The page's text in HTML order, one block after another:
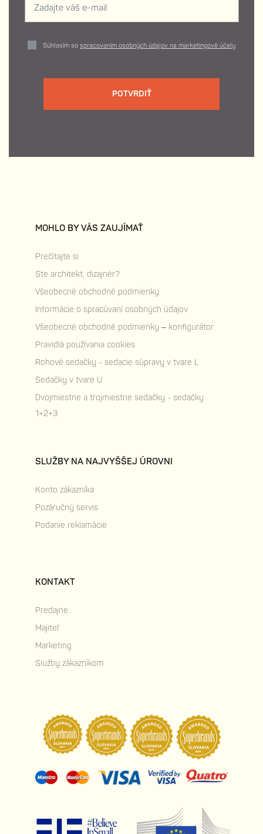
Súhlasím so spracovaním osobných údajov na marketingové účely
POTVRDIŤ
MOHLO BY VÁS ZAUJÍMAŤ
Prečítajte si
Ste architekt, dizajnér?
Všeobecné obchodné podmienky
Informácie o spracúvaní osobných údajov
Všeobecné obchodné podmienky – konfigurátor
Pravidlá používania cookies
Rohové sedačky - sedacie súpravy v tvare L
Sedačky v tvare U
Dvojmiestne a trojmiestne sedačky - sedačky
1+2+3
SLUŽBY NA NAJVYŠŠEJ ÚROVNI
Konto zákazníka
Pozáručný servis
Podanie reklamácie
KONTAKT
Predajne
Majiteľ
Marketing
Služby zákazníkom